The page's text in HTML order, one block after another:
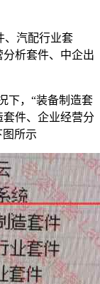
、汽配行业套
析套件、中企出
下，“装备制造套
件、企业经营分
所示